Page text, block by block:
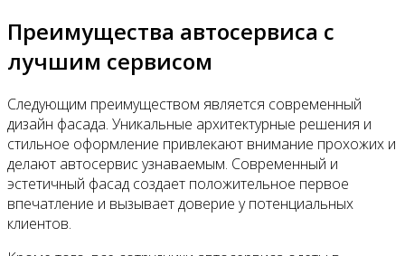
Преимущества автосервиса с
лучшим сервисом
Следующим преимуществом является современный
дизайн фасада. Уникальные архитектурные решения и
стильное оформление привлекают внимание прохожих и
делают автосервис узнаваемым. Современный и
эстетичный фасад создает положительное первое
впечатление и вызывает доверие у потенциальных
клиентов.